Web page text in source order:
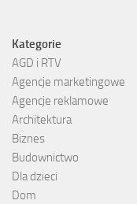
Kategorie
AGD i RTV
Agencje marketingowe
Agencje reklamowe
Architektura
Biznes
Budownictwo
Dla dzieci
Dom